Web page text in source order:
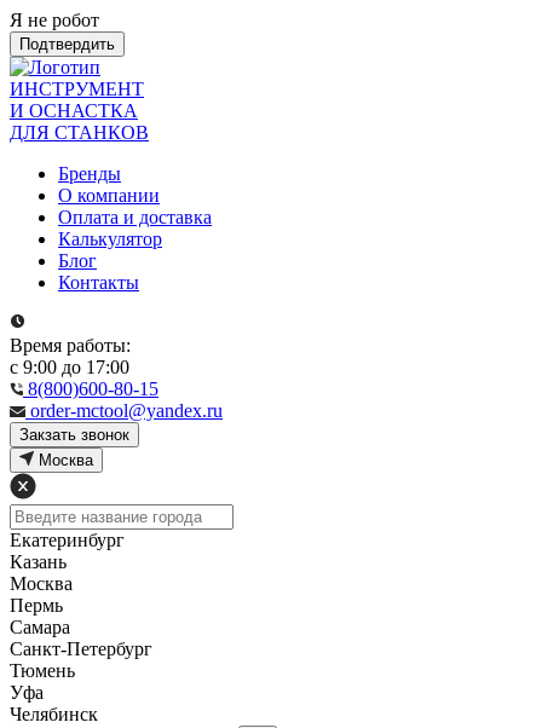
Я не робот
Подтвердить
ИНСТРУМЕНТ
И ОСНАСТКА
ДЛЯ СТАНКОВ
Бренды
О компании
Оплата и доставка
Калькулятор
Блог
Контакты
Время работы:
с 9:00 до 17:00
8(800)600-80-15
order-mctool@yandex.ru
Закзать звонок
Москва
Екатеринбург
Казань
Москва
Пермь
Самара
Санкт-Петербург
Тюмень
Уфа
Челябинск